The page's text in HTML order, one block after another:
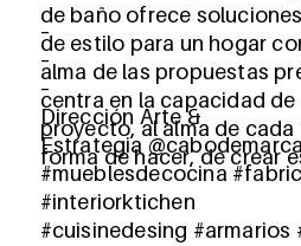
de baño ofrece
de estilo para un hogar
alma de las propuestas
centra en la capacidad
proyecto, al alma de
forma de hacer, de crear
–
–
–
Dirección Arte &
Estrategia
#mueblesdecocina
#interiorktichen
#cuisinedesing #armarios